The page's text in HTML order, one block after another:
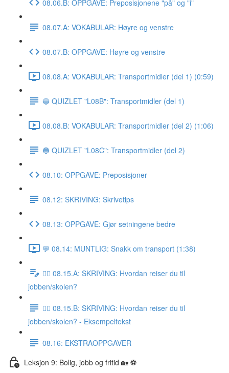
08.06.B: OPPGAVE: Preposisjonene "på" og "i"
08.07.A: VOKABULAR: Høyre og venstre
08.07.B: OPPGAVE: Høyre og venstre
08.08.A: VOKABULAR: Transportmidler (del 1) (0:59)
🔵 QUIZLET "L08B": Transportmidler (del 1)
08.08.B: VOKABULAR: Transportmidler (del 2) (1:06)
🔵 QUIZLET "L08C": Transportmidler (del 2)
08.10: OPPGAVE: Preposisjoner
08.12: SKRIVING: Skrivetips
08.13: OPPGAVE: Gjør setningene bedre
💬 08.14: MUNTLIG: Snakk om transport (1:38)
✍🏼 08.15.A: SKRIVING: Hvordan reiser du til
jobben/skolen?
✍🏼 08.15.B: SKRIVING: Hvordan reiser du til
jobben/skolen? - Eksempeltekst
08.16: EKSTRAOPPGAVER
Leksjon 9: Bolig, jobb og fritid 🏡 ⚽️